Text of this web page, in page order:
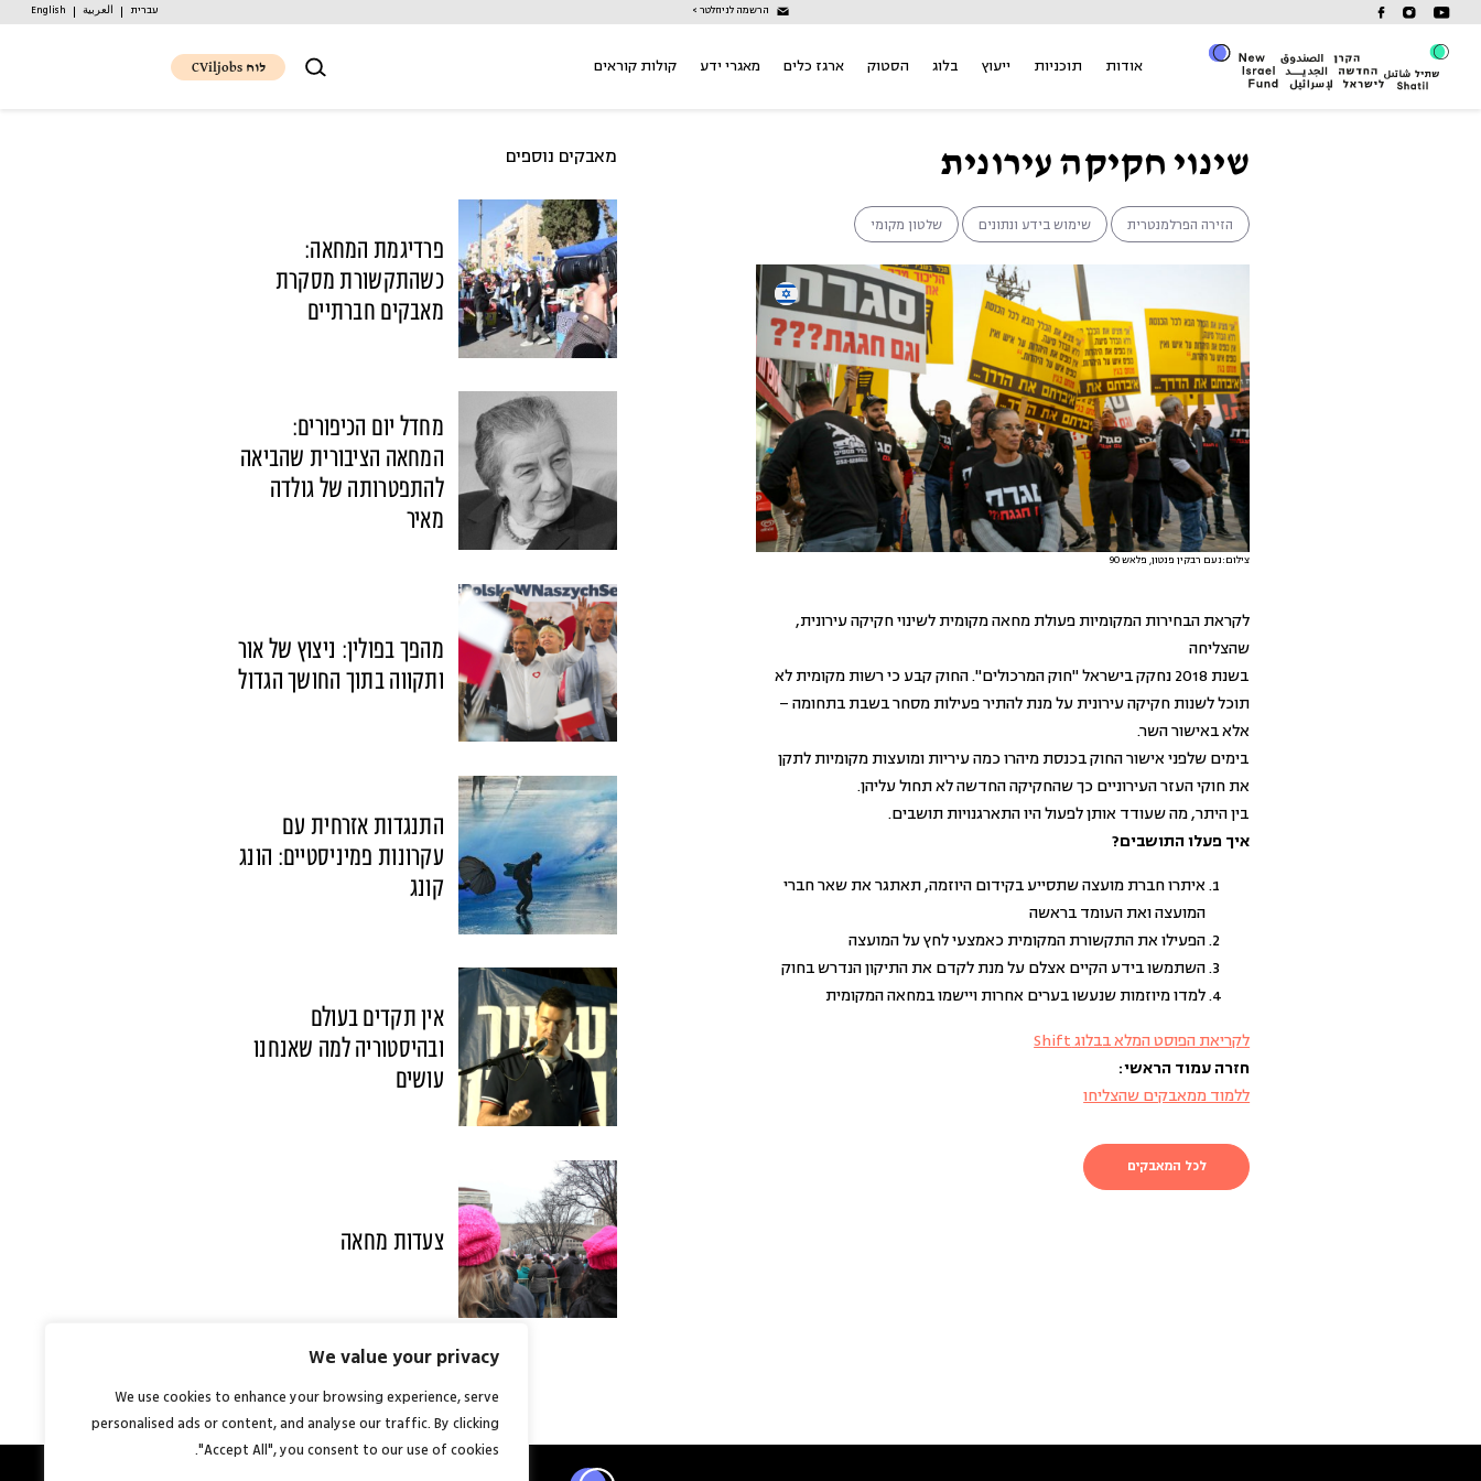
We value your privacy
We use cookies to enhance your browsing experience, serve
personalised ads or content, and analyse our traffic. By clicking
"Accept All", you consent to our use of cookies.
content
הרשמה לניוזלטר > עברית العربية English
אודות תוכניות ייעוץ בלוג הסטוק ארגז כלים מאגרי ידע קולות קוראים לוח CViljobs
שינוי חקיקה עירונית
הזירה הפרלמנטרית שימוש בידע ונתונים שלטון מקומי
צילום:נעם רבקין פנטון, פלאש 90
לקראת הבחירות המקומיות פעולת מחאה מקומית לשינוי חקיקה עירונית,
שהצליחה
בשנת 2018 נחקק בישראל "חוק המרכולים". החוק קבע כי רשות מקומית לא
תוכל לשנות חקיקה עירונית על מנת להתיר פעילות מסחר בשבת בתחומה –
אלא באישור השר.
בימים שלפני אישור החוק בכנסת מיהרו כמה עיריות ומועצות מקומיות לתקן
את חוקי העזר העירוניים כך שהחקיקה החדשה לא תחול עליהן.
בין היתר, מה שעודד אותן לפעול היו התארגנויות תושבים.
איך פעלו התושבים?
איתרו חברת מועצה שתסייע בקידום היוזמה, תאתגר את שאר חברי
המועצה ואת העומד בראשה
הפעילו את התקשורת המקומית כאמצעי לחץ על המועצה
השתמשו בידע הקיים אצלם על מנת לקדם את התיקון הנדרש בחוק
למדו מיוזמות שנעשו בערים אחרות ויישמו במחאה המקומית
לקריאת הפוסט המלא בבלוג Shift
חזרה עמוד הראשי:
ללמוד ממאבקים שהצליחו
לכל המאבקים
מאבקים נוספים
פרדיגמת המחאה:
כשהתקשורת מסקרת
מאבקים חברתיים
מחדל יום הכיפורים:
המחאה הציבורית שהביאה
להתפטרותה של גולדה
מאיר
מהפך בפולין: ניצוץ של אור
ותקווה בתוך החושך הגדול
התנגדות אזרחית עם
עקרונות פמיניסטיים: הונג
קונג
אין תקדים בעולם
ובהיסטוריה למה שאנחנו
עושים
צעדות מחאה